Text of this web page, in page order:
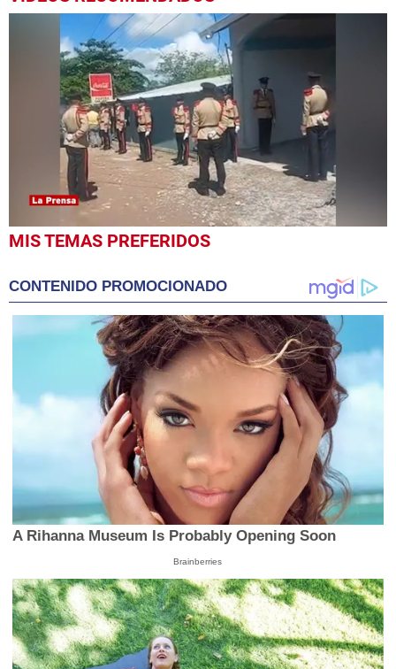
0
seconds
minutes,
28
seconds
MIS TEMAS PREFERIDOS
CONTENIDO PROMOCIONADO
A Rihanna Museum Is Probably Opening Soon
Brainberries